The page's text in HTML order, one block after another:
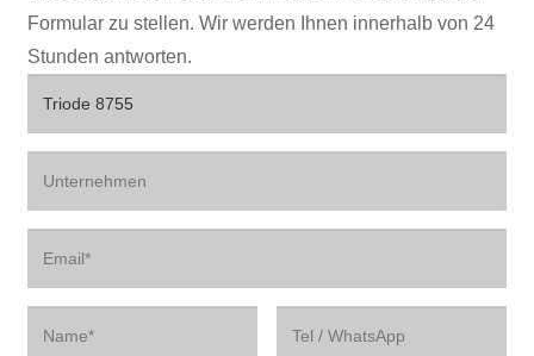
Formular zu stellen. Wir werden Ihnen innerhalb von 24
Stunden antworten.